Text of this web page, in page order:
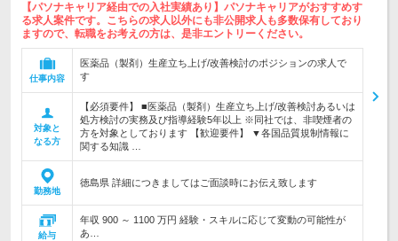
【パソナキャリア経由での入社実績あり】パソナキャリアがおすすめす
る求人案件です。こちらの求人以外にも非公開求人も多数保有しており
ますので、転職をお考えの方は、是非エントリーください。
仕事内容
医薬品（製剤）生産立ち上げ/改善検討のポジションの求人で
す
対象と
なる方
【必須要件】 ■医薬品（製剤）生産立ち上げ/改善検討あるいは
処方検討の実務及び指導経験5年以上 ※同社では、非喫煙者の
方を対象としております 【歓迎要件】 ▼各国品質規制情報に
関する知識 …
勤務地
徳島県 詳細につきましてはご面談時にお伝え致します
給与
年収 900 ～ 1100 万円 経験・スキルに応じて変動の可能性が
あ…